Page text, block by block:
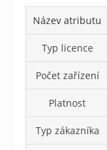
Název atributu
Typ licence
Počet zařízení
Platnost
Typ zákazníka